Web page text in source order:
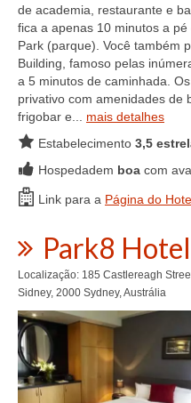
de academia, restaurante e
fica a apenas 10 minutos a
Park (parque). Você também
Building, famoso pelas
a 5 minutos de caminhada.
privativo com amenidades de
frigobar e... mais detalhes
Estabelecimento 3,5
Hospedadem boa com
Link para a Página do
Park8
Localização: 185 Castlereagh
Sidney, 2000 Sydney, Austrália